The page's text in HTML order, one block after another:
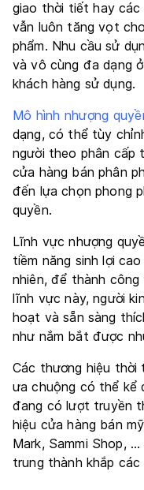
giao thời tiết hay các
vẫn luôn tăng vọt
phẩm. Nhu cầu sử
và vô cùng đa dạng
khách hàng sử dụng.
Mô hình nhượng
dạng, có thể tùy
người theo phân cấp
cửa hàng bán phân
đến lựa chọn phong
quyền.
Lĩnh vực nhượng
tiềm năng sinh lợi
nhiên, để thành
lĩnh vực này, người
hoạt và sẵn sàng
như nắm bắt được
Các thương hiệu thời
ưa chuộng có thể kể
đang có lượt truyền
hiệu cửa hàng bán
Mark, Sammi Shop,
trung thành khắp các